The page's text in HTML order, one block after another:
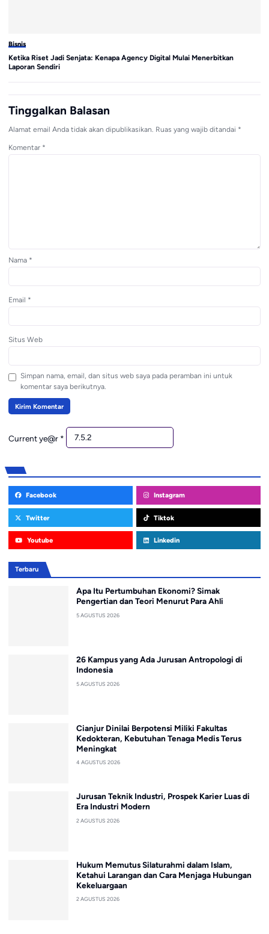
Bisnis
Ketika Riset Jadi Senjata: Kenapa Agency Digital Mulai Menerbitkan
Laporan Sendiri
Tinggalkan Balasan
Alamat email Anda tidak akan dipublikasikan. Ruas yang wajib ditandai *
Komentar *
Nama *
Email *
Situs Web
Simpan nama, email, dan situs web saya pada peramban ini untuk
komentar saya berikutnya.
Current ye@r *
Facebook Instagram
Twitter Tiktok
Youtube Linkedin
Terbaru
Apa Itu Pertumbuhan Ekonomi? Simak
Pengertian dan Teori Menurut Para Ahli
5 AGUSTUS 2026
26 Kampus yang Ada Jurusan Antropologi di
Indonesia
5 AGUSTUS 2026
Cianjur Dinilai Berpotensi Miliki Fakultas
Kedokteran, Kebutuhan Tenaga Medis Terus
Meningkat
4 AGUSTUS 2026
Jurusan Teknik Industri, Prospek Karier Luas di
Era Industri Modern
2 AGUSTUS 2026
Hukum Memutus Silaturahmi dalam Islam,
Ketahui Larangan dan Cara Menjaga Hubungan
Kekeluargaan
2 AGUSTUS 2026